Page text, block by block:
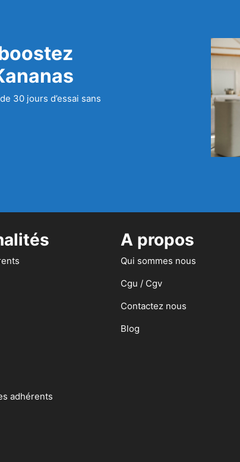
30 jours d’essai sans
adhérents
A propos
Qui sommes nous
Cgu / Cgv
Contactez nous
Blog